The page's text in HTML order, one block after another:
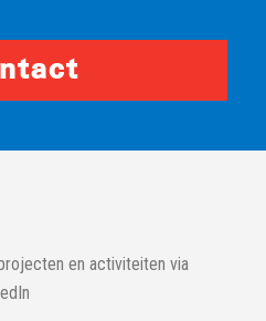
en activiteiten via